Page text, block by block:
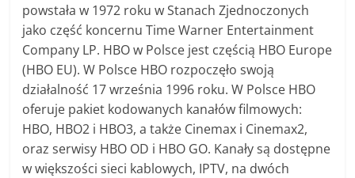
powstała w 1972 roku w Stanach Zjednoczonych
jako część koncernu Time Warner Entertainment
Company LP. HBO w Polsce jest częścią HBO Europe
(HBO EU). W Polsce HBO rozpoczęło swoją
działalność 17 września 1996 roku. W Polsce HBO
oferuje pakiet kodowanych kanałów filmowych:
HBO, HBO2 i HBO3, a także Cinemax i Cinemax2,
oraz serwisy HBO OD i HBO GO. Kanały są dostępne
w większości sieci kablowych, IPTV, na dwóch